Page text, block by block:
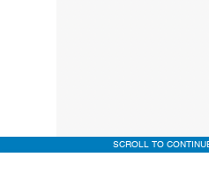
SCROLL TO